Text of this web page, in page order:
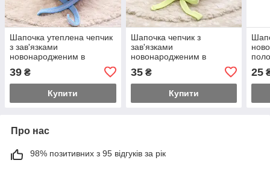
Шапочка утеплена чепчик
з зав'язками
новонародженим в
39 ₴
Купити
Шапочка чепчик з
зав'язками
новонародженим в
пологовий будинок 62 р
35₴
Купити
25
Про нас
98% позитивних з 95 відгуків за рік